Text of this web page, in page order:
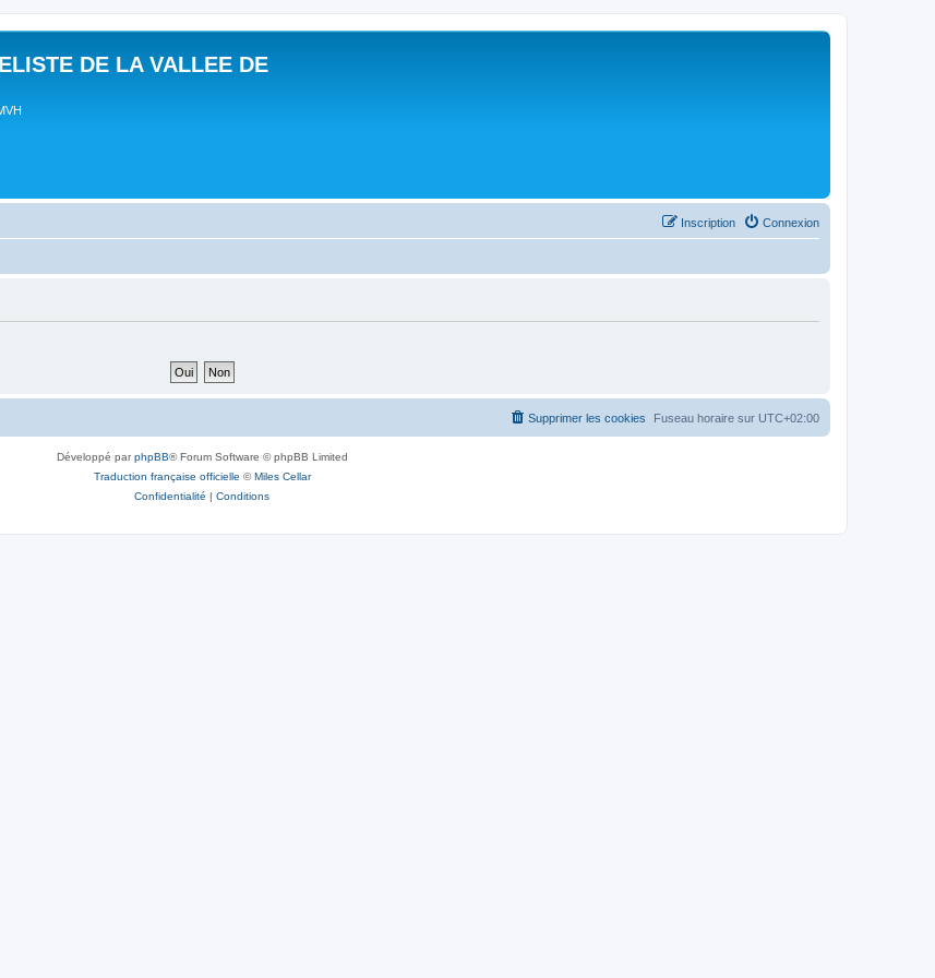
DE LA VALLEE DE
Connexion
Inscription
Fuseau horaire sur UTC+02:00
Supprimer les cookies
Développé parphpBB® Forum Software © phpBB Limited
Traduction française officielle ©Miles Cellar
Confidentialité | Conditions